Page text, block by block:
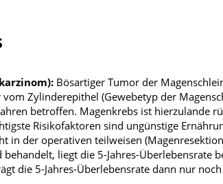
Bösartiger Tumor der
Zylinderepithel (Gewebetyp der
betroffen. Magenkrebs ist hierzulande
Risikofaktoren sind ungünstige
in der operativen teilweisen
liegt die 5-Jahres-Überlebensrate
die 5-Jahres-Überlebensrate dann nur